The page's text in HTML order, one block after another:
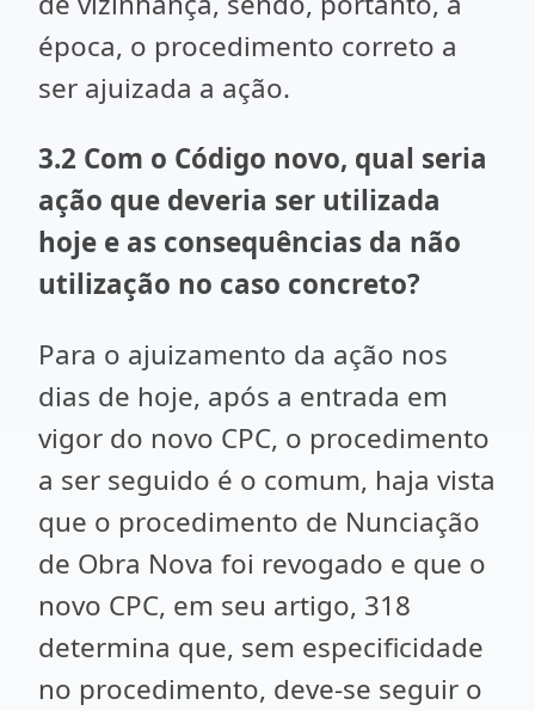
época, o procedimento correto a
ser ajuizada a ação.
3.2 Com o Código novo, qual seria
ação que deveria ser utilizada
hoje e as consequências da não
utilização no caso concreto?
Para o ajuizamento da ação nos
dias de hoje, após a entrada em
vigor do novo CPC, o procedimento
a ser seguido é o comum, haja vista
que o procedimento de Nunciação
de Obra Nova foi revogado e que o
novo CPC, em seu artigo, 318
determina que, sem especificidade
no procedimento, deve-se seguir o